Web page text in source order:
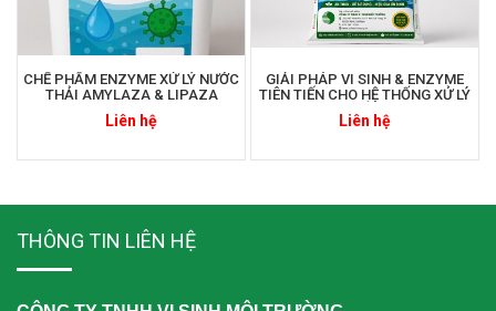
CHẾ PHẨM ENZYME XỬ LÝ NƯỚC
THẢI AMYLAZA & LIPAZA
Liên hệ
GIẢI PHÁP VI SINH & ENZYME
TIÊN TIẾN CHO HỆ THỐNG XỬ LÝ
Liên hệ
THÔNG TIN LIÊN HỆ